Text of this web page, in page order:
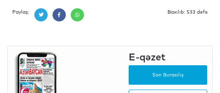
Paylaş: Baxılıb: 533 dəfə
E-qəzet
Son Buraxılış